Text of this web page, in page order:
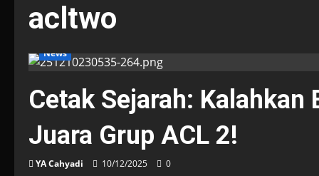
acltwo
News
Cetak Sejarah:
Juara Grup ACL 2!
YA Cahyadi 10/12/2025 0